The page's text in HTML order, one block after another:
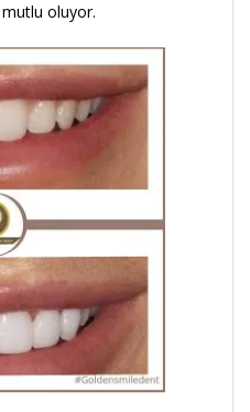
mutlu oluyor.